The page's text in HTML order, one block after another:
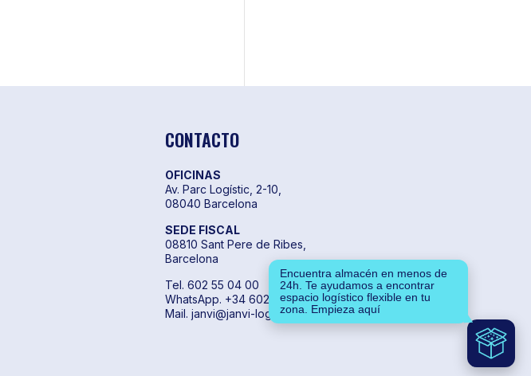
CONTACTO
OFICINAS
Av. Parc Logístic, 2-10,
08040 Barcelona
SEDE FISCAL
08810 Sant Pere de Ribes,
Barcelona
Tel. 602 55 04 00
WhatsApp. +34 602 55 04 00
Mail. janvi@janvi-logistics.com
Encuentra almacén en menos de
24h. Te ayudamos a encontrar
espacio logístico flexible en tu
zona. Empieza aquí